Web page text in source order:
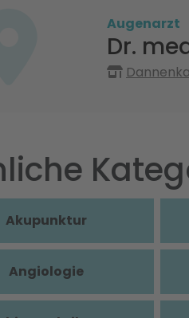
Augenarzt
Dr.
Akupunktur
Angiologie